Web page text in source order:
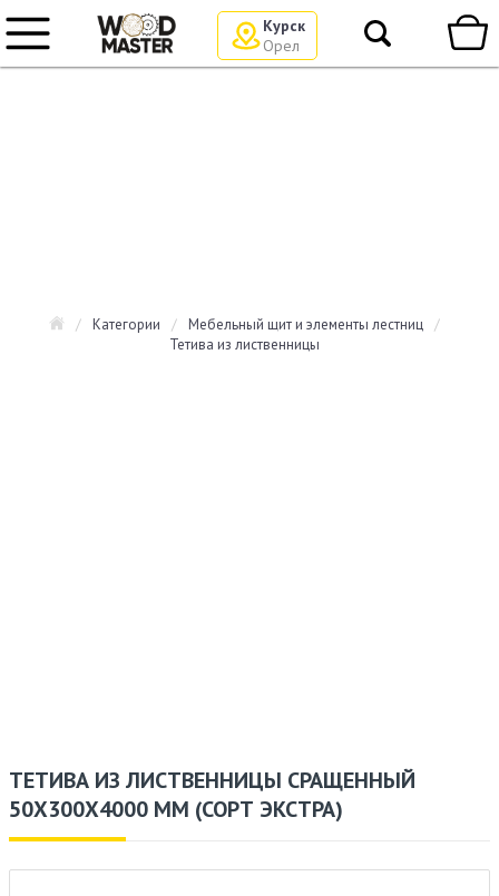
Курск
Орел
/ Категории / Мебельный щит и элементы лестниц
/
Тетива из лиственницы
ТЕТИВА ИЗ ЛИСТВЕННИЦЫ СРАЩЕННЫЙ
50X300X4000 ММ (СОРТ ЭКСТРА)